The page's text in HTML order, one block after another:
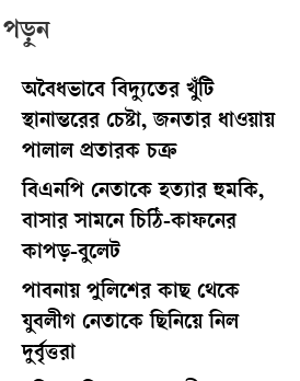
পড়ুন
অবৈধভাবে বিদ্যুতের খুঁটি
স্থানান্তরের চেষ্টা, জনতার ধাওয়ায়
পালাল প্রতারক চক্র
বিএনপি নেতাকে হত্যার হুমকি,
বাসার সামনে চিঠি-কাফনের
কাপড়-বুলেট
পাবনায় পুলিশের কাছ থেকে
যুবলীগ নেতাকে ছিনিয়ে নিল
দুর্বৃত্তরা